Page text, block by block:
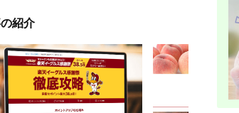
イズ お手軽 便利 フラ
イ 炒め物 パスタ 料理
感 濃厚 魚介 冷凍 お
取り寄せ グルメ 函館
市 送料無料_HD117-
046-sku
紹介